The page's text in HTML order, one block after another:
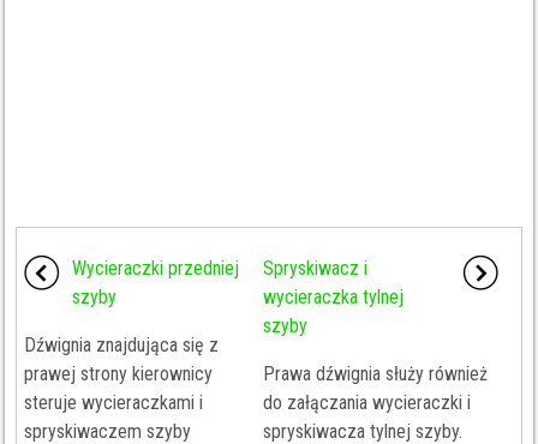
Wycieraczki przedniej
szyby
Dźwignia znajdująca się z
prawej strony kierownicy
steruje wycieraczkami i
spryskiwaczem szyby
Spryskiwacz i
wycieraczka tylnej
szyby
Prawa dźwignia służy również
do załączania wycieraczki i
spryskiwacza tylnej szyby.